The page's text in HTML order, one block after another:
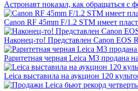
Астронавт показал, как обращаться с
Canon RF 45mm F/1.2 STM имеет
Наконец-то! Представлен Canon EOS
Раритетная черная Leica M3 продана
Leica выставила на аукцион 120